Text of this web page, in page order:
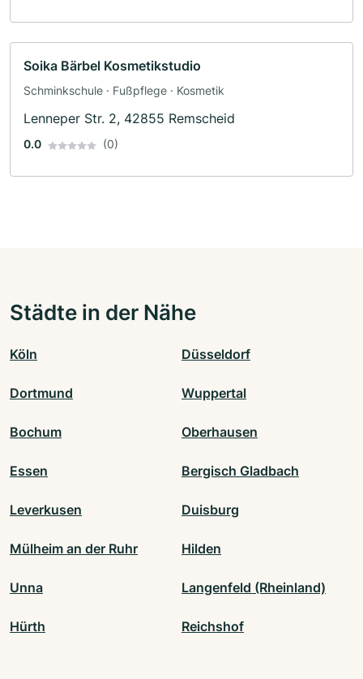
Soika Bärbel Kosmetikstudio
Schminkschule · Fußpflege · Kosmetik
Lenneper Str. 2, 42855 Remscheid
0.0 (0)
Städte in der Nähe
Köln Düsseldorf
Dortmund Wuppertal
Bochum Oberhausen
Essen Bergisch Gladbach
Leverkusen Duisburg
Mülheim an der Ruhr Hilden
Unna Langenfeld (Rheinland)
Hürth Reichshof